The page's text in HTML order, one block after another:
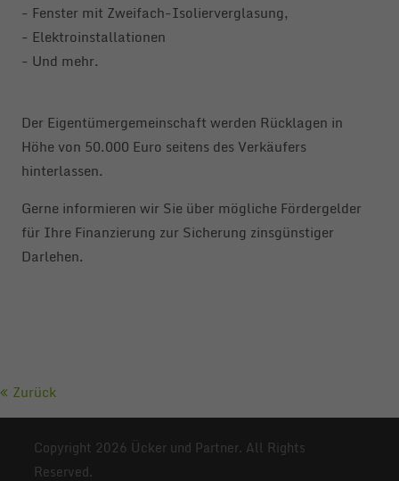
- Fenster mit Zweifach-Isolierverglasung,
- Elektroinstallationen
- Und mehr.
Der Eigentümergemeinschaft werden Rücklagen in
Höhe von 50.000 Euro seitens des Verkäufers
hinterlassen.
Gerne informieren wir Sie über mögliche Fördergelder
für Ihre Finanzierung zur Sicherung zinsgünstiger
Darlehen.
Zurück
Copyright 2026 Ücker und Partner. All Rights
Reserved.